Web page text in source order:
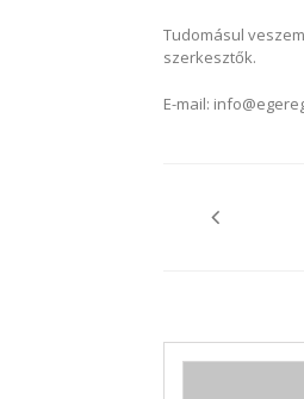
Tudomásul
szerkesztők.
E-mail:
navigáció